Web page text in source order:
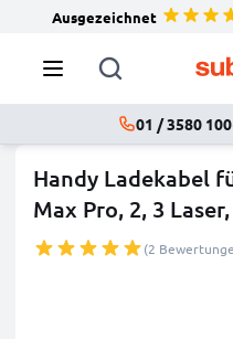
Ausgezeichnet
01 / 3580 100
Handy Ladekabel
Max Pro, 2, 3
(2